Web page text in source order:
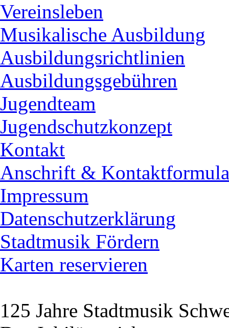
Vereinsleben
Musikalische Ausbildung
Ausbildungsrichtlinien
Ausbildungsgebühren
Jugendteam
Jugendschutzkonzept
Kontakt
Anschrift &
Impressum
Datenschutzerklärung
Stadtmusik Fördern
Karten reservieren
125 Jahre Stadtmusik